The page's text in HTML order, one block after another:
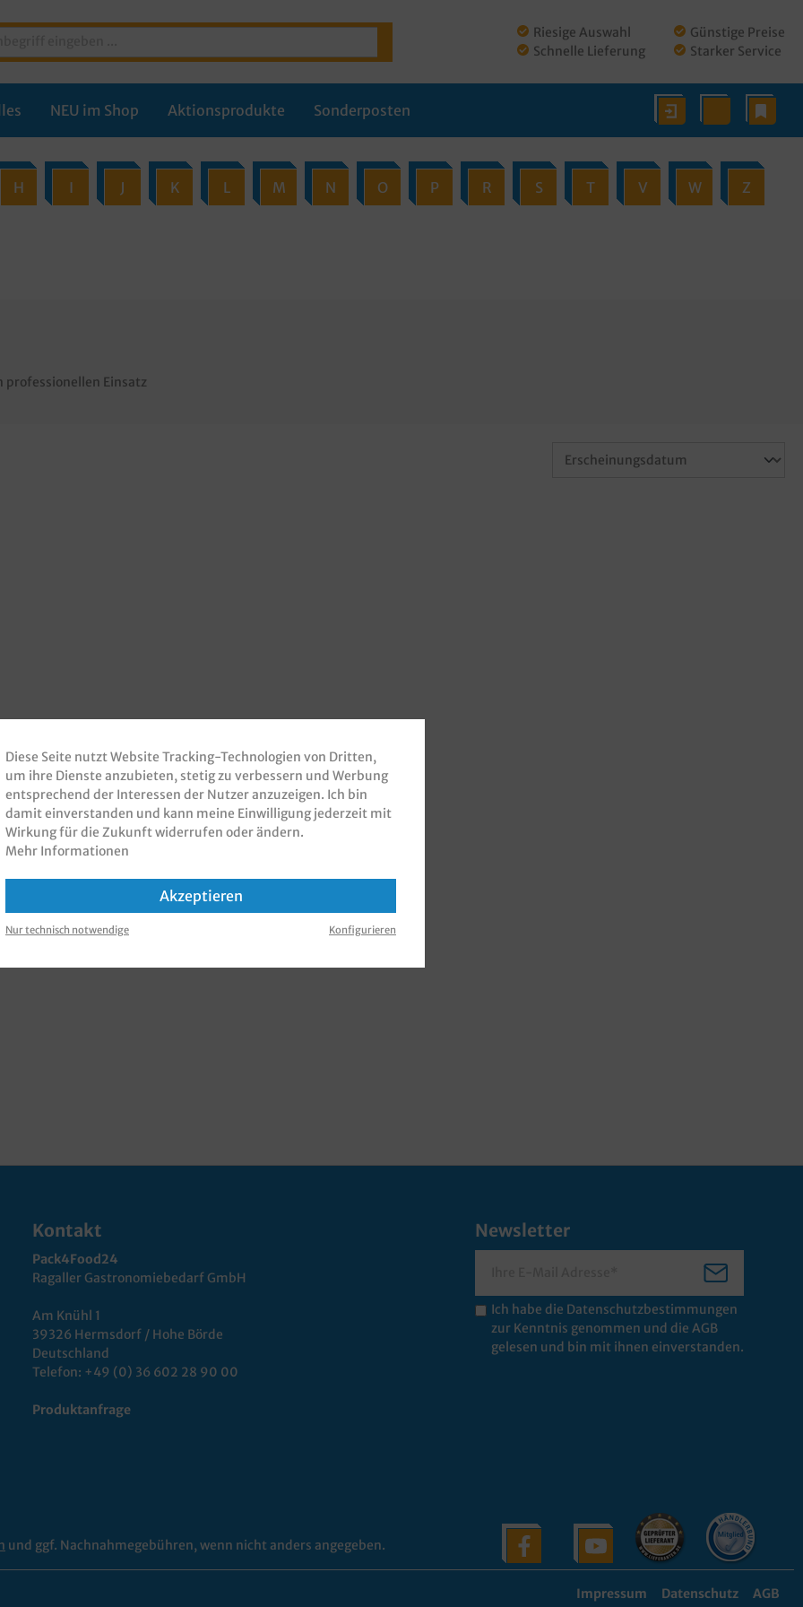
Riesige Auswahl
Schnelle Lieferung
Günstige Preise
Starker Service
NEU im Shop Aktionsprodukte Sonderposten
H I J K L M N O P R S T V W Z
professionellen Einsatz
Kontakt
Pack4Food24
Ragaller Gastronomiebedarf GmbH
Am Knühl 1
39326 Hermsdorf / Hohe Börde
Deutschland
Telefon: +49 (0) 36 602 28 90 00
Produktanfrage
Newsletter
Ich habe die Datenschutzbestimmungen
zur Kenntnis genommen und die AGB
gelesen und bin mit ihnen einverstanden.
und ggf. Nachnahmegebühren, wenn nicht anders angegeben.
Impressum Datenschutz AGB
Diese Seite nutzt Website Tracking-Technologien von Dritten,
um ihre Dienste anzubieten, stetig zu verbessern und Werbung
entsprechend der Interessen der Nutzer anzuzeigen. Ich bin
damit einverstanden und kann meine Einwilligung jederzeit mit
Wirkung für die Zukunft widerrufen oder ändern.
Mehr Informationen
Akzeptieren
Nur technisch notwendige Konfigurieren